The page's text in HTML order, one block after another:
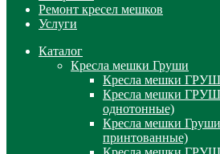
Ремонт кресел мешков
Услуги
Каталог
Кресла мешки Груши
Кресла мешки
Кресла мешки
однотонные)
Кресла мешки
принтованные)